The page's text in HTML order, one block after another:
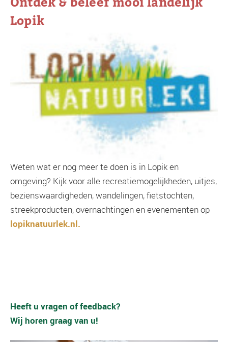
Heeft u vragen of feedback?
Wij horen graag van u!
Lopik
Weten wat er nog meer te doen is in Lopik en
omgeving? Kijk voor alle recreatiemogelijkheden, uitjes,
bezienswaardigheden, wandelingen, fietstochten,
streekproducten, overnachtingen en evenementen op
lopiknatuurlek.nl.